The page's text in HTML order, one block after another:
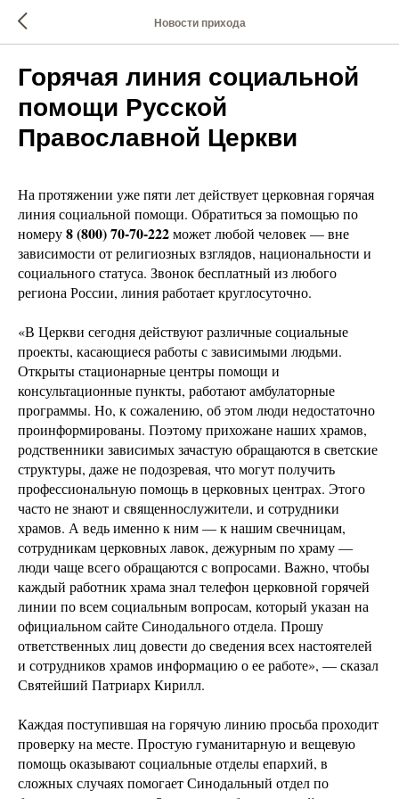
Новости прихода
Горячая линия социальной
помощи Русской
Православной Церкви
На протяжении уже пяти лет действует церковная горячая
линия социальной помощи. Обратиться за помощью по
номеру8 (800) 70-70-222может любой человек — вне
зависимости от религиозных взглядов, национальности и
социального статуса. Звонок бесплатный из любого
региона России, линия работает круглосуточно.
«В Церкви сегодня действуют различные социальные
проекты, касающиеся работы с зависимыми людьми.
Открыты стационарные центры помощи и
консультационные пункты, работают амбулаторные
программы. Но, к сожалению, об этом люди недостаточно
проинформированы. Поэтому прихожане наших храмов,
родственники зависимых зачастую обращаются в светские
структуры, даже не подозревая, что могут получить
профессиональную помощь в церковных центрах. Этого
часто не знают и священнослужители, и сотрудники
храмов. А ведь именно к ним — к нашим свечницам,
сотрудникам церковных лавок, дежурным по храму —
люди чаще всего обращаются с вопросами. Важно, чтобы
каждый работник храма знал телефон церковной горячей
линии по всем социальным вопросам, который указан на
официальном сайте Синодального отдела. Прошу
ответственных лиц довести до сведения всех настоятелей
и сотрудников храмов информацию о ее работе», — сказал
Святейший Патриарх Кирилл.
Каждая поступившая на горячую линию просьба проходит
проверку на месте. Простую гуманитарную и вещевую
помощь оказывают социальные отделы епархий, в
сложных случаях помогает Синодальный отдел по